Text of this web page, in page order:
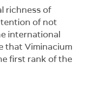
richness of
of not
international
that Viminacium
first rank of the